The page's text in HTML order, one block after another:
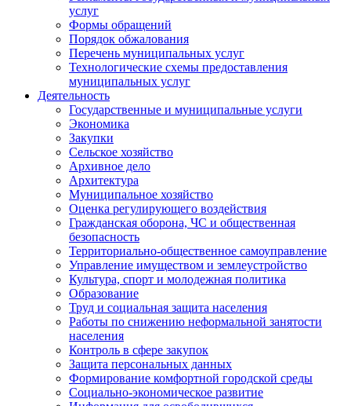
услуг
Формы обращений
Порядок обжалования
Перечень муниципальных услуг
Технологические схемы предоставления
муниципальных услуг
Деятельность
Государственные и муниципальные услуги
Экономика
Закупки
Сельское хозяйство
Архивное дело
Архитектура
Муниципальное хозяйство
Оценка регулирующего воздействия
Гражданская оборона, ЧС и общественная
безопасность
Территориально-общественное самоуправление
Управление имуществом и землеустройство
Культура, спорт и молодежная политика
Образование
Труд и социальная защита населения
Работы по снижению неформальной занятости
населения
Контроль в сфере закупок
Защита персональных данных
Формирование комфортной городской среды
Социально-экономическое развитие